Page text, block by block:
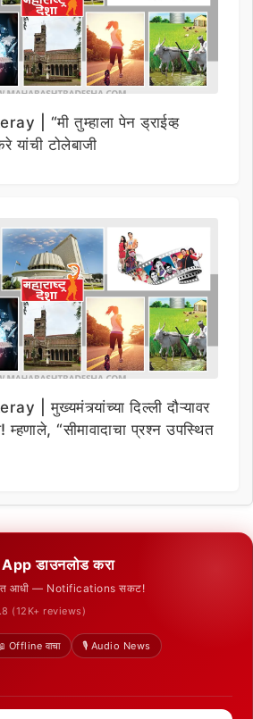
| “मी तुम्हाला पेन ड्राईव्ह
यांची टोलेबाजी
| मुख्यमंत्र्यांच्या दिल्ली दौऱ्यावर
म्हणाले, “सीमावादाचा प्रश्न उपस्थित
App डाउनलोड करा
आधी — Notifications सकट!
(12K+ reviews)
Offline वाचा
🎙️ Audio News